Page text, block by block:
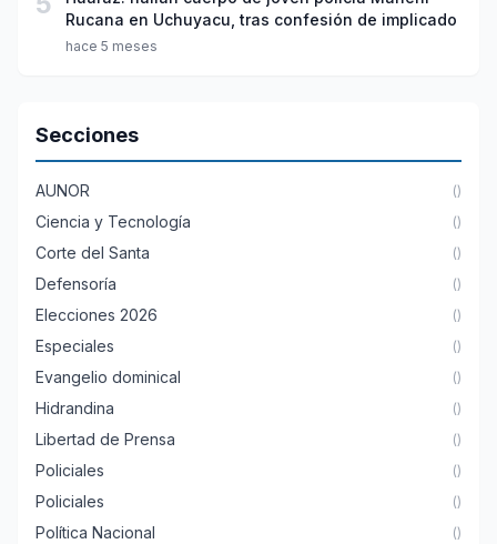
Rucana en Uchuyacu, tras confesión de implicado
hace 5 meses
Secciones
AUNOR ()
Ciencia y Tecnología ()
Corte del Santa ()
Defensoría ()
Elecciones 2026 ()
Especiales ()
Evangelio dominical ()
Hidrandina ()
Libertad de Prensa ()
Policiales ()
Policiales ()
Política Nacional ()